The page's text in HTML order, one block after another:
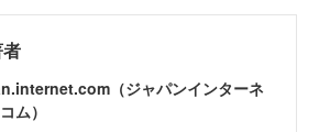
（ジャパンインターネ
ム）